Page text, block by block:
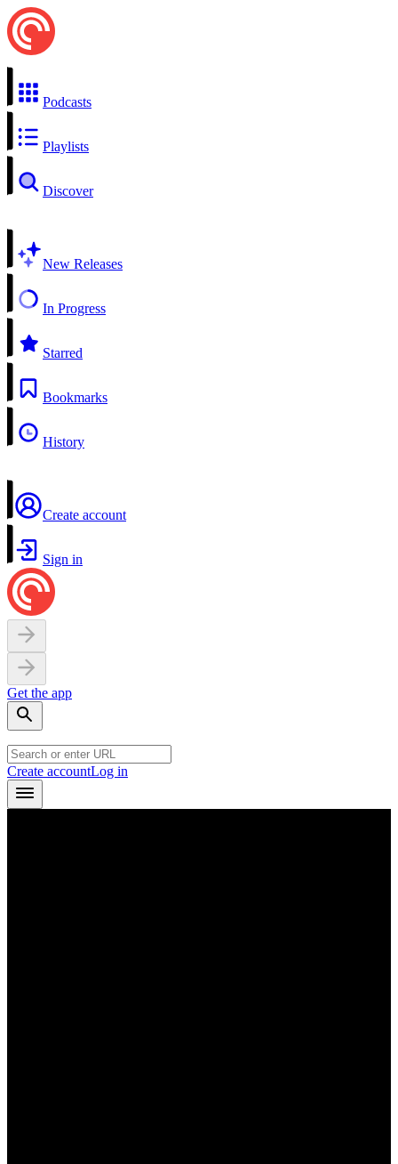
Podcasts
Playlists
Discover
New Releases
In Progress
Starred
Bookmarks
History
Create account
Sign in
Get the app
Create accountLog in